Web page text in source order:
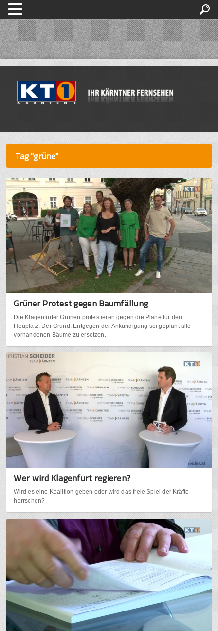
Tag "grüne"
Grüner Protest gegen Baumfällung
Die Klagenfurter Grünen protestieren gegen die Pläne für den
Heuplatz. Der Grund: Entgegen der Ankündigung sei geplant alle
vorhandenen Bäume zu ersetzen.
Wer wird Klagenfurt regieren?
Wird es eine Koalition geben oder wird das freie Spiel der Kräfte
herrschen?